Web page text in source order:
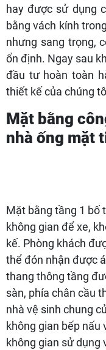
hay được sử dụng
bằng vách kính
nhưng sang trọng,
ổn định. Ngay sau
đầu tư hoàn toàn
thiết kế của chúng
Mặt bằng
nhà ống mặt
Mặt bằng tầng 1 bố
không gian để xe,
kế. Phòng khách
thể đón nhận được
thang thông tầng
sàn, phía chân cầu
nhà vệ sinh chung
không gian bếp nấu
không gian sử dụng